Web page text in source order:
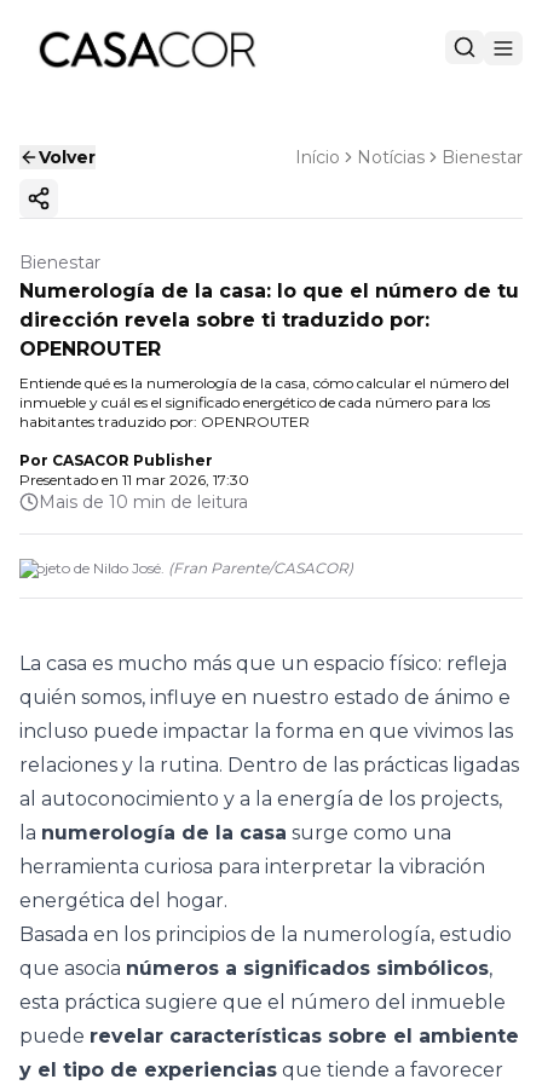
Volver Início Notícias Bienestar
Copiar enlace
Bienestar
Numerología de la casa: lo que el número de tu
dirección revela sobre ti traduzido por:
OPENROUTER
Entiende qué es la numerología de la casa, cómo calcular el número del
inmueble y cuál es el significado energético de cada número para los
habitantes traduzido por: OPENROUTER
Por CASACOR Publisher
Presentado en 11 mar 2026, 17:30
Mais de 10 min de leitura
Projeto de Nildo José. (Fran Parente/CASACOR)
La casa es mucho más que un espacio físico: refleja
quién somos, influye en nuestro estado de ánimo e
incluso puede impactar la forma en que vivimos las
relaciones y la rutina. Dentro de las prácticas ligadas
al autoconocimiento y a la energía de los projects,
la numerología de la casa surge como una
herramienta curiosa para interpretar la vibración
energética del hogar.
Basada en los principios de la numerología, estudio
que asocia números a significados simbólicos,
esta práctica sugiere que el número del inmueble
puede revelar características sobre el ambiente
y el tipo de experiencias que tiende a favorecer